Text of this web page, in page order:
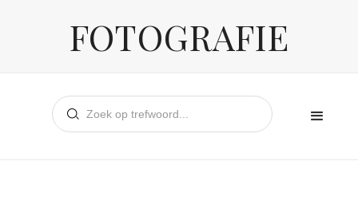
FOTOGRAFIE